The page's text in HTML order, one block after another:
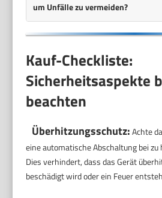
um Unfälle zu vermeiden?
Kauf-Checkliste:
Sicherheitsaspekte
beachten
Überhitzungsschutz:Achte
eine automatische Abschaltung bei
Dies verhindert, dass das Gerät
beschädigt wird oder ein Feuer